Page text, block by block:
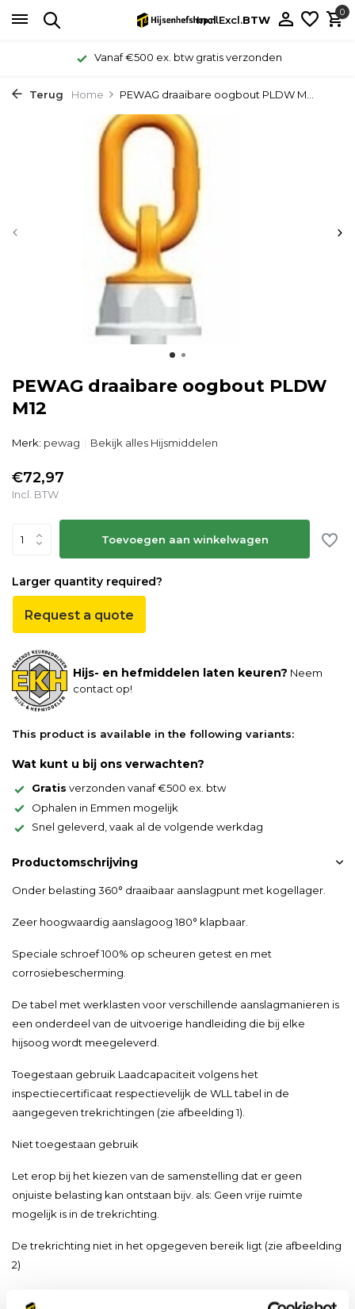
Incl.Excl.BTW
0
Vanaf €500 ex. btw gratis verzonden
Terug Home PEWAG draaibare oogbout PLDW M...
PEWAG draaibare oogbout PLDW
M12
Merk: pewag Bekijk alles Hijsmiddelen
€72,97
Incl. BTW
Toevoegen aan winkelwagen
Larger quantity required?
Request a quote
Hijs- en hefmiddelen laten keuren? Neem
contact op!
This product is available in the following variants:
Wat kunt u bij ons verwachten?
Gratis verzonden vanaf €500 ex. btw
Ophalen in Emmen mogelijk
Snel geleverd, vaak al de volgende werkdag
Productomschrijving
Onder belasting 360° draaibaar aanslagpunt met kogellager.
Zeer hoogwaardig aanslagoog 180° klapbaar.
Speciale schroef 100% op scheuren getest en met
corrosiebescherming.
De tabel met werklasten voor verschillende aanslagmanieren is
een onderdeel van de uitvoerige handleiding die bij elke
hijsoog wordt meegeleverd.
Toegestaan gebruik Laadcapaciteit volgens het
inspectiecertificaat respectievelijk de WLL tabel in de
aangegeven trekrichtingen (zie afbeelding 1).
Niet toegestaan gebruik
Let erop bij het kiezen van de samenstelling dat er geen
onjuiste belasting kan ontstaan bijv. als: Geen vrije ruimte
mogelijk is in de trekrichting.
De trekrichting niet in het opgegeven bereik ligt (zie afbeelding
2)